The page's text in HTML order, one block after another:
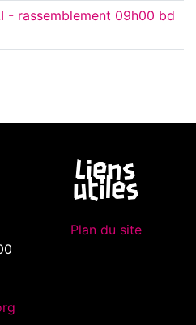
- rassemblement 09h00 bd
Liens
utiles
Plan du site